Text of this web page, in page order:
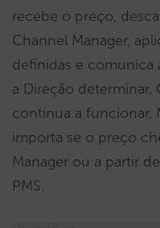
recebe o preço,
Channel Manager,
definidas e
a Direção determinar.
continua a funcionar.
importa se o preço
Manager ou a partir
PMS.